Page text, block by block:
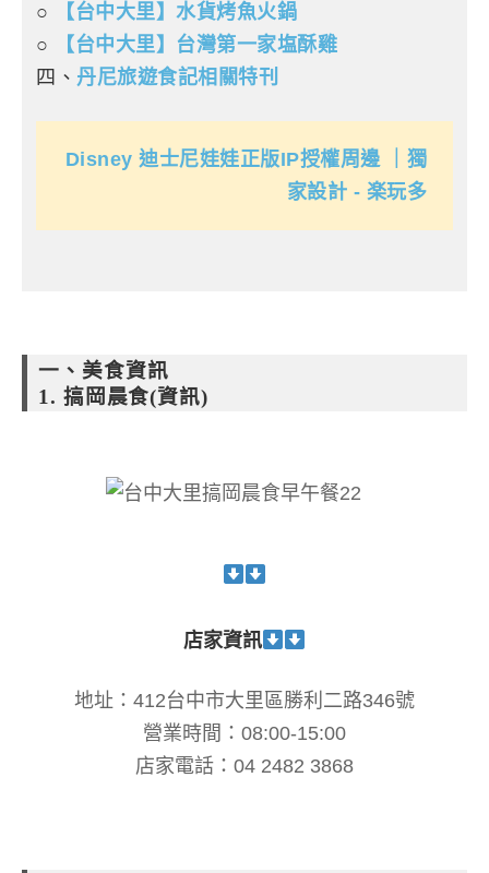
○
【台中大里】水貨烤魚火鍋
○
【台中大里】台灣第一家塩酥雞
四、 丹尼旅遊食記相關特刊
Disney 迪士尼娃娃正版IP授權周邊 ｜獨
家設計 - 楽玩多
一、美食資訊
1. 搞岡晨食(資訊)
店家資訊
地址：412台中市大里區勝利二路346號
營業時間：08:00-15:00
店家電話：04 2482 3868